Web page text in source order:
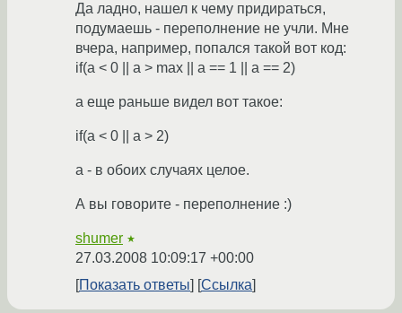
Да ладно, нашел к чему придираться,
подумаешь - переполнение не учли. Мне
вчера, например, попался такой вот код:
if(a < 0 || a > max || a == 1 || a == 2)
а еще раньше видел вот такое:
if(a < 0 || a > 2)
а - в обоих случаях целое.
А вы говорите - переполнение :)
shumer ★
27.03.2008 10:09:17 +00:00
Показать ответы
Ссылка